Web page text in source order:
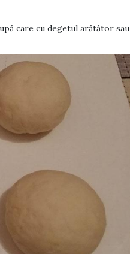
care cu degetul arătător sau